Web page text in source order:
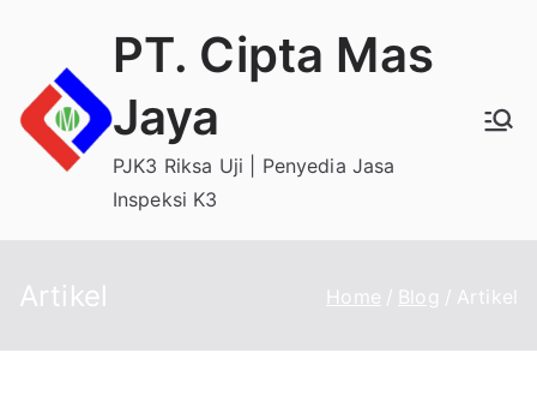
content
PT. Cipta Mas
Jaya
PJK3 Riksa Uji | Penyedia Jasa
Inspeksi K3
Artikel Home Blog Artikel